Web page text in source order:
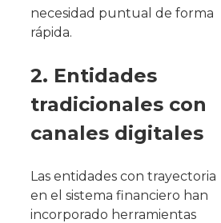
necesidad puntual de forma
rápida.
2. Entidades
tradicionales con
canales digitales
Las entidades con trayectoria
en el sistema financiero han
incorporado herramientas